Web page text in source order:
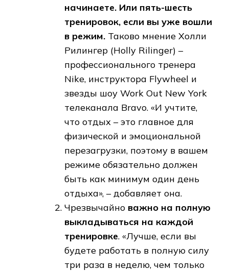
начинаете. Или пять-шесть
тренировок, если вы уже вошли
в режим. Таково мнение Холли
Рилингер (Holly Rilinger) –
профессионального тренера
Nike, инструктора Flywheel и
звезды шоу Work Out New York
телеканала Bravo. «И учтите,
что отдых – это главное для
физической и эмоциональной
перезагрузки, поэтому в вашем
режиме обязательно должен
быть как минимум один день
отдыха», – добавляет она.
Чрезвычайно важно на полную
выкладываться на каждой
тренировке. «Лучше, если вы
будете работать в полную силу
три раза в неделю, чем только